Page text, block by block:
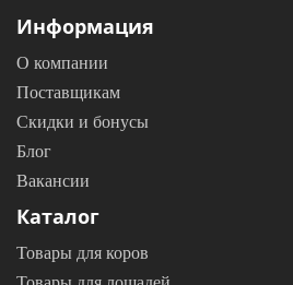
Информация
О компании
Поставщикам
Скидки и бонусы
Блог
Вакансии
Каталог
Товары для коров